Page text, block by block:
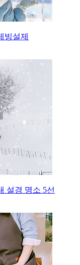
빙설제
설경 명소 5선